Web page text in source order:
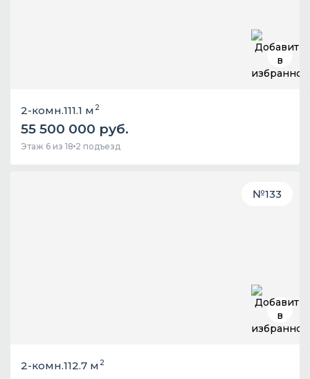
2-комн.111.1 м 2
55 500 000 руб.
Этаж 6 из 18 2 подъезд
№133
2-комн.112.7 м 2